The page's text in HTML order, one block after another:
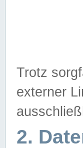
Trotz
externer
2.